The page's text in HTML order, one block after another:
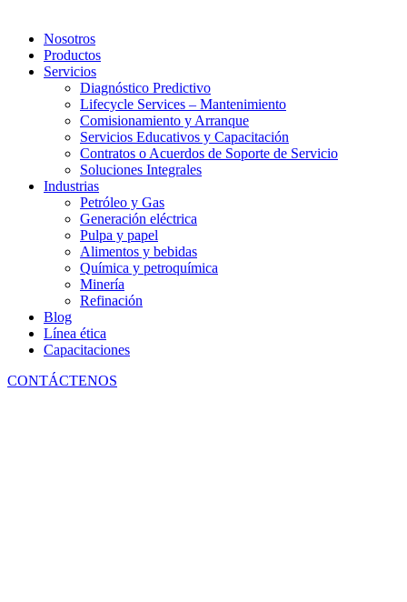
Nosotros
Productos
Servicios
Diagnóstico Predictivo
Lifecycle Services – Mantenimiento
Comisionamiento y Arranque
Servicios Educativos y Capacitación
Contratos o Acuerdos de Soporte de Servicio
Soluciones Integrales
Industrias
Petróleo y Gas
Generación eléctrica
Pulpa y papel
Alimentos y bebidas
Química y petroquímica
Minería
Refinación
Blog
Línea ética
Capacitaciones
CONTÁCTENOS